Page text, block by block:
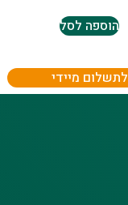
הוספה לסל
לתשלום מיידי